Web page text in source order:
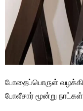
போதைப்பொருள்
போலீசார் மூன்று